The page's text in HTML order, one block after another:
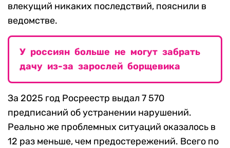
влекущий никаких последствий, пояснили в
ведомстве.
У россиян больше не могут забрать
дачу из-за зарослей борщевика
За 2025 год Росреестр выдал 7 570
предписаний об устранении нарушений.
Реально же проблемных ситуаций оказалось в
12 раз меньше, чем предостережений. Всего по